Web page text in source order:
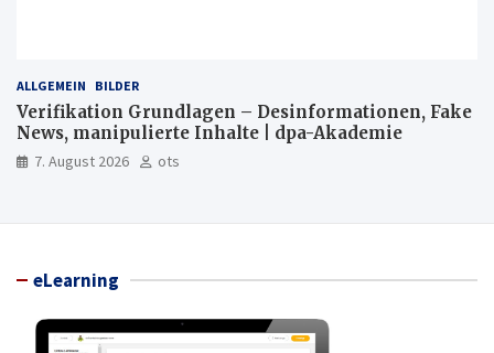
ALLGEMEIN BILDER
Verifikation Grundlagen – Desinformationen, Fake
News, manipulierte Inhalte | dpa-Akademie
7. August 2026 ots
eLearning